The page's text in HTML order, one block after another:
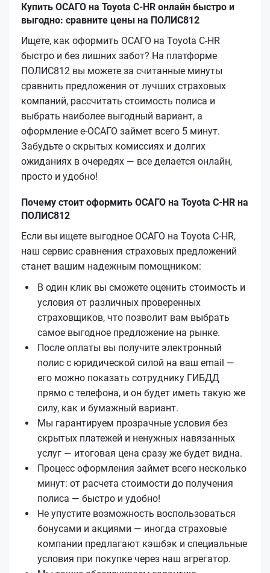
Купить ОСАГО на Toyota C-HR онлайн быстро и
выгодно: сравните цены на ПОЛИС812
Ищете, как оформить ОСАГО на Toyota C-HR
быстро и без лишних забот? На платформе
ПОЛИС812 вы можете за считанные минуты
сравнить предложения от лучших страховых
компаний, рассчитать стоимость полиса и
выбрать наиболее выгодный вариант, а
оформление е‑ОСАГО займет всего 5 минут.
Забудьте о скрытых комиссиях и долгих
ожиданиях в очередях — все делается онлайн,
просто и удобно!
Почему стоит оформить ОСАГО на Toyota C-HR на
ПОЛИС812
Если вы ищете выгодное ОСАГО на Toyota C-HR,
наш сервис сравнения страховых предложений
станет вашим надежным помощником:
В один клик вы сможете оценить стоимость и
условия от различных проверенных
страховщиков, что позволит вам выбрать
самое выгодное предложение на рынке.
После оплаты вы получите электронный
полис с юридической силой на ваш email —
его можно показать сотруднику ГИБДД
прямо с телефона, и он будет иметь такую же
силу, как и бумажный вариант.
Мы гарантируем прозрачные условия без
скрытых платежей и ненужных навязанных
услуг — итоговая цена сразу же будет видна.
Процесс оформления займет всего несколько
минут: от расчета стоимости до получения
полиса — быстро и удобно!
Не упустите возможность воспользоваться
бонусами и акциями — иногда страховые
компании предлагают кэшбэк и специальные
условия при покупке через наш агрегатор.